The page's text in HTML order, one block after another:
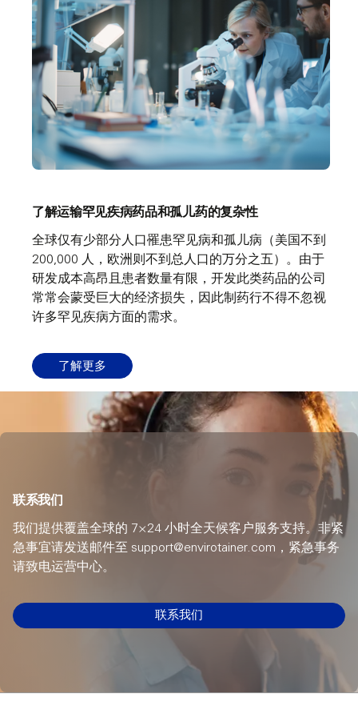
了解运输罕见疾病药品和孤儿药的复杂性
全球仅有少部分人口罹患罕见病和孤儿病（美国不到
200,000 人，欧洲则不到总人口的万分之五）。由于
研发成本高昂且患者数量有限，开发此类药品的公司
常常会蒙受巨大的经济损失，因此制药行不得不忽视
许多罕见疾病方面的需求。
了解更多
联系我们
我们提供覆盖全球的 7×24 小时全天候客户服务支持。非紧
急事宜请发送邮件至 support@envirotainer.com，紧急事务
请致电运营中心。
联系我们